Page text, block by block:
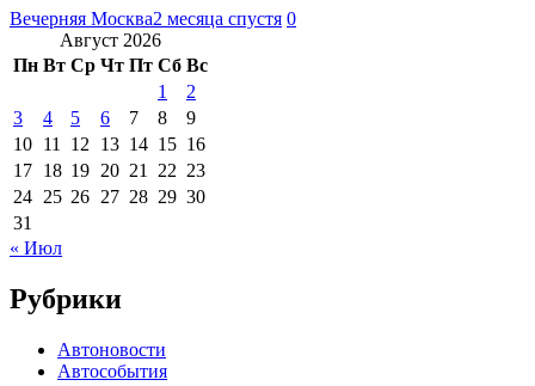
Вечерняя Москва2 месяца спустя 0
Август 2026
Пн Вт Ср Чт Пт Сб Вс
1
2
3
4 5 6 7 8
9
10 11 12 13 14 15 16
17 18 19 20 21 22 23
24 25 26 27 28 29 30
31
« Июл
Рубрики
Автоновости
Автособытия